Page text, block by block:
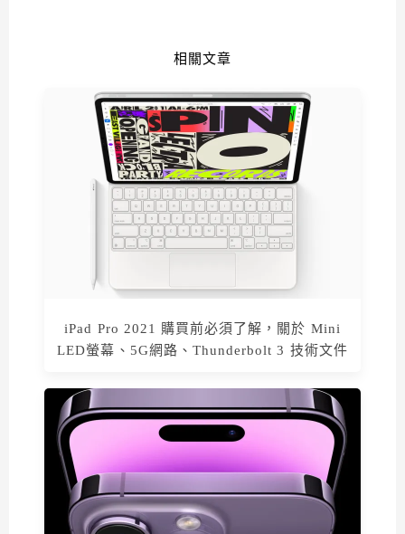
相關文章
iPad Pro 2021 購買前必須了解，關於 Mini
LED螢幕、5G網路、Thunderbolt 3 技術文件